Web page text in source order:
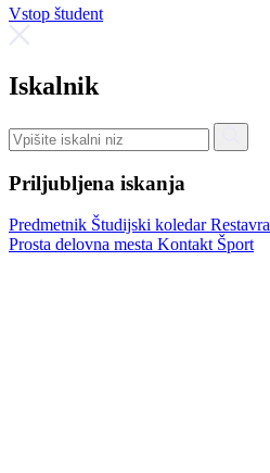
Vstop študent
Iskalnik
Priljubljena iskanja
Predmetnik Študijski koledar
Prosta delovna mesta Kontakt Šport